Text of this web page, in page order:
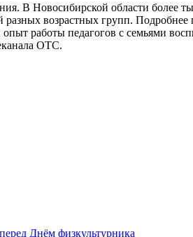
В Новосибирской области более
возрастных групп.
работы педагогов с семьями
ОТС.
Днём физкультурника